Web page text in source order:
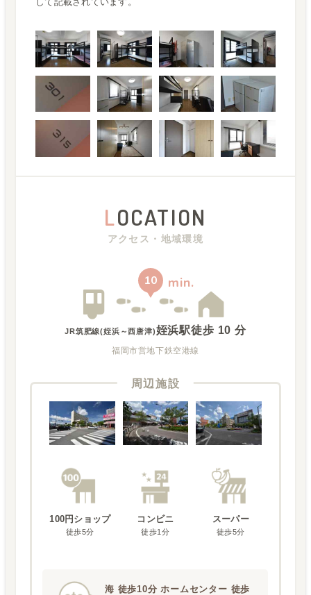
LOCATION
アクセス・地域環境
10 min.
JR筑肥線(姪浜～西唐津)姪浜駅徒歩 10 分
福岡市営地下鉄空港線
周辺施設
100円ショップ
徒歩5分
コンビニ
徒歩1分
スーパー
徒歩5分
海 徒歩10分 ホームセンター 徒歩